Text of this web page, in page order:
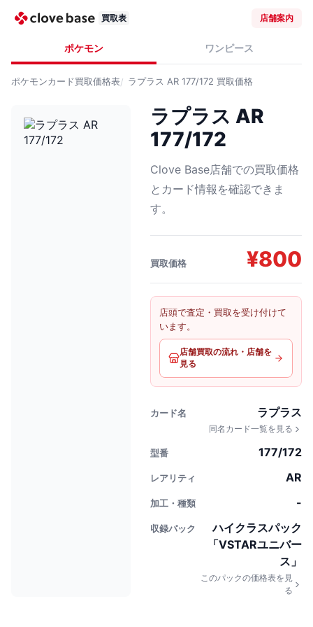
買取表 店舗案内
ポケモン ワンピース
ポケモンカード買取価格表 ラプラス AR 177/172 買取価格
ラプラス AR
177/172
Clove Base店舗での買取価格
とカード情報を確認できま
す。
買取価格 ¥800
店頭で査定・買取を受け付けて
います。
店舗買取の流れ・店舗を
見る
カード名 ラプラス
同名カード一覧を見る
型番 177/172
レアリティ AR
加工・種類 -
収録パック
ハイクラスパック
「VSTARユニバー
ス」
このパックの価格表を見
る